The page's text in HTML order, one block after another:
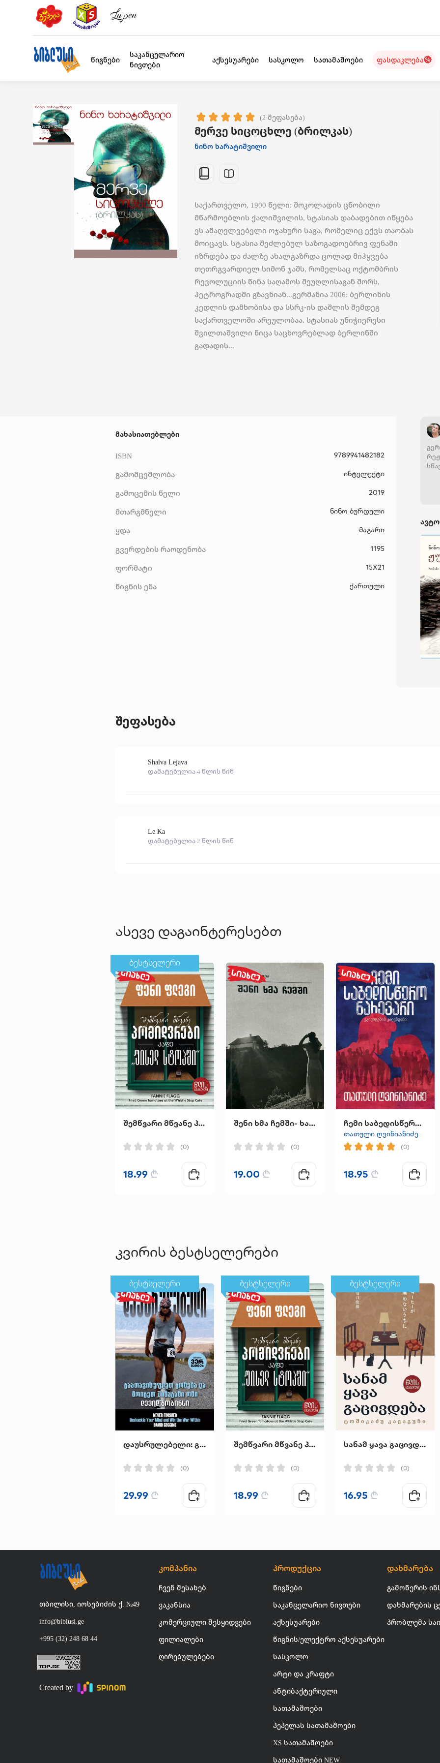
წიგნები
საკანცელარიო
ნივთები
აქსესუარები სასკოლო სათამაშოები ფასდაკლება
(2 შეფასება)
მერვე სიცოცხლე (ბრილკას)
ნინო ხარატიშვილი
საქართველო, 1900 წელი: შოკოლადის ცნობილი
მწარმოებლის ქალიშვილის, სტასიას დაბადებით იწყება
ეს ამაღელვებელი ოჯახური საგა, რომელიც ექვს თაობას
მოიცავს. სტასია შეძლებულ საზოგადოებრივ ფენაში
იზრდება და ძალზე ახალგაზრდა ცოლად მიჰყვება
თეთრგვარდიელ სიმონ ჯაშს, რომელსაც ოქტომბრის
რევოლუციის წინა საღამოს მეუღლისაგან შორს,
პეტროგრადში გზავნიან...გერმანია 2006: ბერლინის
კედლის დამხობისა და სსრკ-ის დაშლის შემდეგ
საქართველოში არეულობაა. სტასიას უნიჭიერესი
შვილთაშვილი ნიცა საცხოვრებლად ბერლინში
გადადის...
მახასიათებლები
ISBN 9789941482182
გამომცემლობა ინტელექტი
გამოცემის წელი 2019
მთარგმნელი ნინო ბურდული
ყდა მაგარი
გვერდების რაოდენობა 1195
ფორმატი 15X21
წიგნის ენა ქართული
შეფასება
Shalva Lejava
დამატებულია 4 წლის წინ
Le Ka
დამატებულია 2 წლის წინ
ასევე დაგაინტერესებთ
ბესტსელერი
შემწვარი მწვანე პომიდვრები კაფე "უისელ სტოპში"
(0)
18.99 ₾
შენი ხმა ჩემში- ხატია ინჯგია
(0)
19.00 ₾
ჩემი საბედისწერო ნახევარი
თათული ღვინიანიძე
(0)
18.95 ₾
კვირის ბესტსელერები
ბესტსელერი
დაუსრულებელი: გაათავისუფლეთ გონება და მოიგეთ შინაგანი ომი
(0)
29.99 ₾
ბესტსელერი
შემწვარი მწვანე პომიდვრები კაფე "უისელ სტოპში"
(0)
18.99 ₾
ბესტსელერი
სანამ ყავა გაცივდება
(0)
16.95 ₾
თბილისი, იოსებიძის ქ. №49
info@biblusi.ge
+995 (32) 248 68 44
Created by
კომპანია
ჩვენ შესახებ
ვაკანსია
კომერციული შესყიდვები
ფილიალები
ღირებულებები
პროდუქცია
წიგნები
საკანცელარიო ნივთები
აქსესუარები
წიგნის/ელექტრო აქსესუარები
სასკოლო
არტი და კრაფტი
ანტიბაქტერიული
სათამაშოები
პეპელას სათამაშოები
XS სათამაშოები
სათამაშოები NEW
დახმარება
გამოწერის
დახმარების
პრობლემა